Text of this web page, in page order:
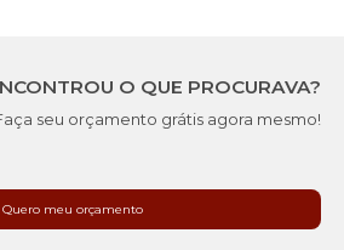
O QUE PROCURAVA?
seu orçamento grátis agora mesmo!
Quero meu orçamento